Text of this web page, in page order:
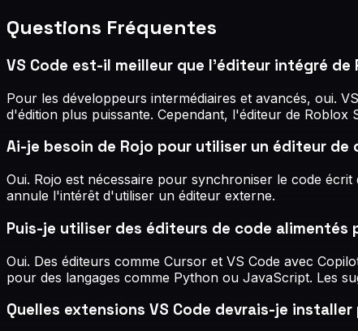
Questions Fréquentes
VS Code est-il meilleur que l'éditeur intégré de
Pour les développeurs intermédiaires et avancés, oui.
d'édition plus puissante. Cependant, l'éditeur de
Ai-je besoin de Rojo pour utiliser un éditeur de
Oui. Rojo est nécessaire pour synchroniser le code
annule l'intérêt d'utiliser un éditeur externe.
Puis-je utiliser des éditeurs de code alimentés
Oui. Des éditeurs comme Cursor et VS Code avec
pour des langages comme Python ou JavaScript. Les
Quelles extensions VS Code devrais-je